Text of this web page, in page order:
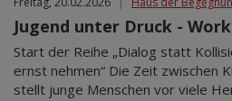
Jugend unter Druck -
Start der Reihe „Dialog statt
ernst nehmen“ Die Zeit zwischen
stellt junge Menschen vor viele